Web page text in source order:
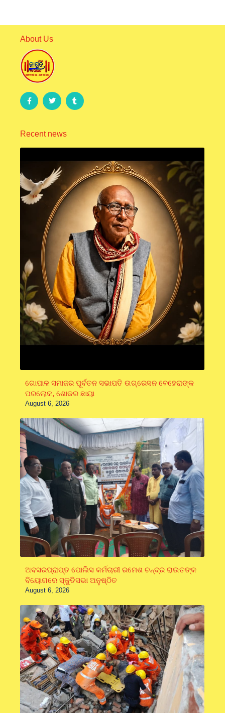
About Us
Recent news
ଗୋପାଳ ସମାଜର ପୂର୍ବତନ ସଭାପତି ଉଗ୍ରେସନ ବେହେରାଙ୍କ
ପରଲୋକ, ଶୋକର ଛାୟା
August 6, 2026
ଅବସରପ୍ରାପ୍ତ ପୋଲିସ କର୍ମଚାରୀ ରମେଶ ଚନ୍ଦ୍ର ରାଉତଙ୍କ
ବିୟୋଗରେ ସ୍କୁତିସଭା ଅନୁଷ୍ଠିତ
August 6, 2026